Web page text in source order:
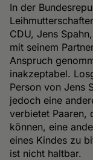
In der
CDU, Jens
mit seinem
Anspruch
inakzeptabel.
Person von Jens
jedoch eine
verbietet Paaren,
können, eine
eines Kindes zu
ist nicht haltbar.